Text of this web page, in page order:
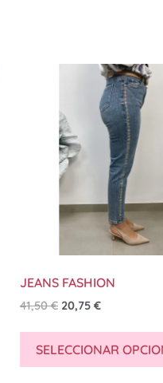
JEANS FASHION
41,50€ 20,75 €
SELECCIONAR